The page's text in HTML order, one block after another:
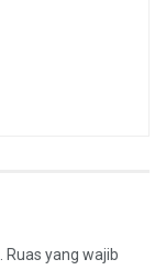
Ruas yang wajib